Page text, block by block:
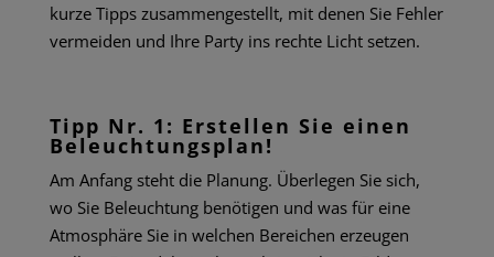
kurze Tipps zusammengestellt, mit denen Sie Fehler
vermeiden und Ihre Party ins rechte Licht setzen.
Tipp Nr. 1: Erstellen Sie einen
Beleuchtungsplan!
Am Anfang steht die Planung. Überlegen Sie sich,
wo Sie Beleuchtungbenötigen und was für eine
Atmosphäre Sie in welchen Bereichen erzeugen